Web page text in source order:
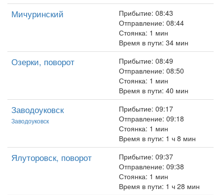
Мичуринский
Прибытие: 08:43
Отправление: 08:44
Стоянка: 1 мин
Время в пути: 34 мин
Озерки, поворот
Прибытие: 08:49
Отправление: 08:50
Стоянка: 1 мин
Время в пути: 40 мин
Заводоуковск
Заводоуковск
Прибытие: 09:17
Отправление: 09:18
Стоянка: 1 мин
Время в пути: 1 ч 8 мин
Ялуторовск, поворот
Прибытие: 09:37
Отправление: 09:38
Стоянка: 1 мин
Время в пути: 1 ч 28 мин